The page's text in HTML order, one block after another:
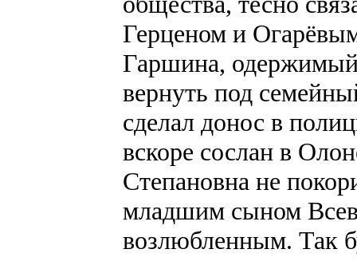
Герценом и
Гаршина,
вернуть под
сделал донос в
вскоре сослан в
Степановна не
младшим сыном
возлюбленным. Так